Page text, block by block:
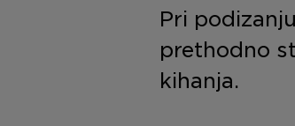
Pri
prethodno
kihanja.